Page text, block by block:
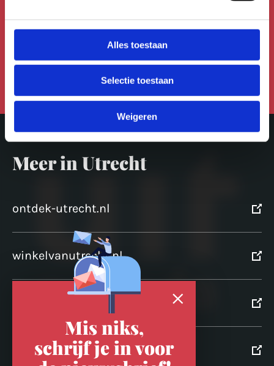
Alles toestaan
Selectie toestaan
Weigeren
Kidsmail of Festivalmail.
Aanmelden voor de nieuwsbrief
Meer in Utrecht
ontdek-utrecht.nl
winkelvanutrecht.nl
utrechtpartners.nl
Mis niks,
schrijf je in voor